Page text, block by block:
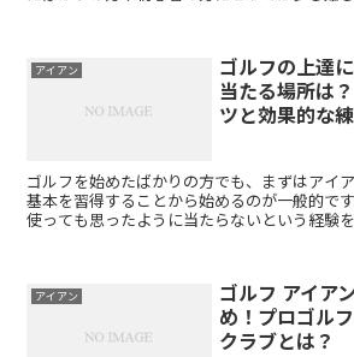
アイアン
ゴルフの上達
当たる場所は
ツと効果的な
ゴルフを始めたばかりの方でも、まずはアイ
基本を習得することから始めるのが一般的で
使っても思ったように当たらないという経験
アイアン
ゴルフ アイア
め！プロゴル
クラブとは？